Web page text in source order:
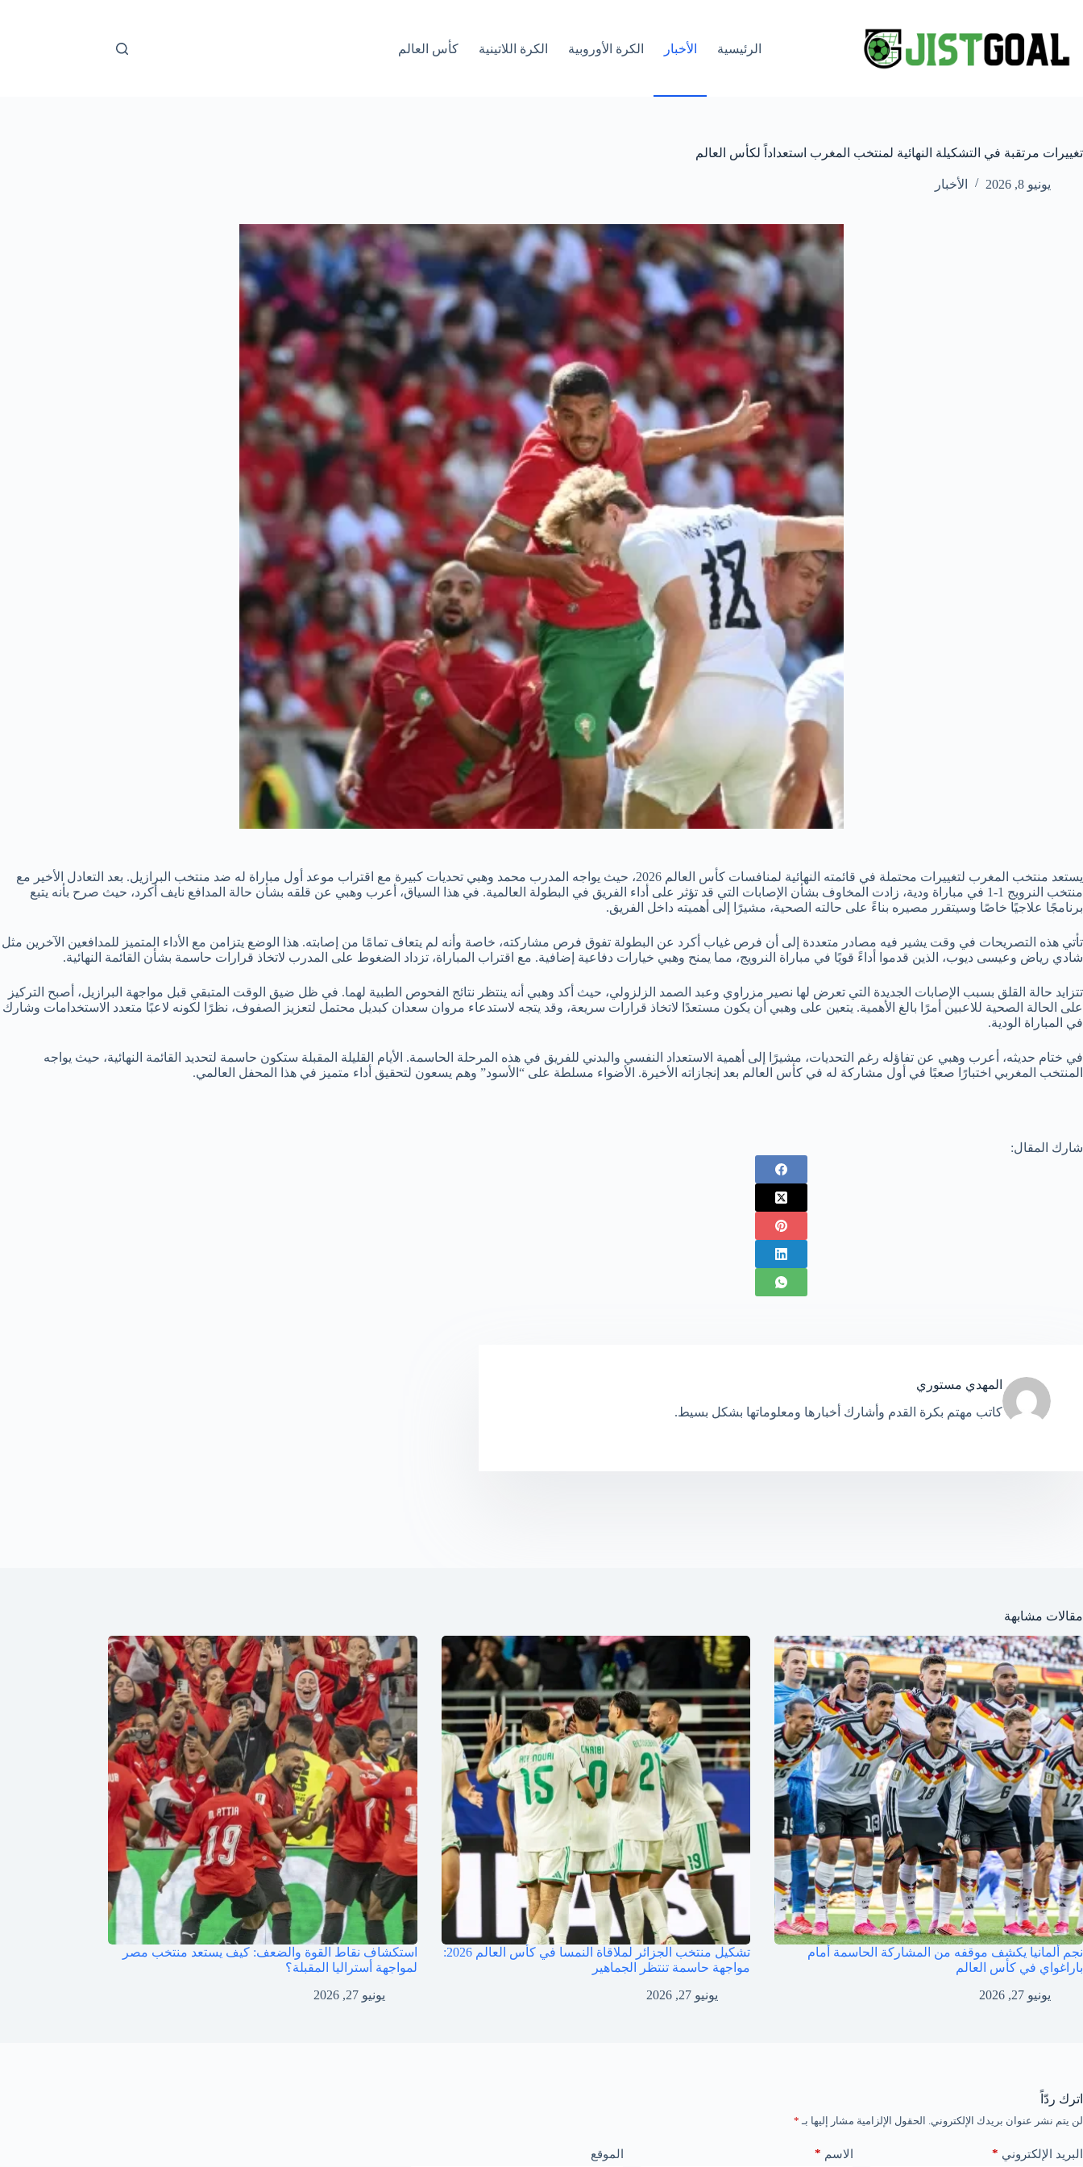
المحتوى
الرئيسية الأخبار الكرة الأوروبية الكرة اللاتينية كأس العالم
تغييرات مرتقبة في التشكيلة النهائية لمنتخب المغرب استعداداً لكأس العالم
يونيو 8, 2026 الأخبار
يستعد منتخب المغرب لتغييرات محتملة في قائمته النهائية لمنافسات كأس العالم 2026، حيث يواجه المدرب محمد وهبي تحديات كبيرة مع اقتراب موعد أول مباراة له ضد منتخب البرازيل. بعد التعادل الأخير مع
منتخب النرويج 1-1 في مباراة ودية، زادت المخاوف بشأن الإصابات التي قد تؤثر على أداء الفريق في البطولة العالمية. في هذا السياق، أعرب وهبي عن قلقه بشأن حالة المدافع نايف أكرد، حيث صرح بأنه يتبع
برنامجًا علاجيًا خاصًا وسيتقرر مصيره بناءً على حالته الصحية، مشيرًا إلى أهميته داخل الفريق.
تأتي هذه التصريحات في وقت يشير فيه مصادر متعددة إلى أن فرص غياب أكرد عن البطولة تفوق فرص مشاركته، خاصة وأنه لم يتعاف تمامًا من إصابته. هذا الوضع يتزامن مع الأداء المتميز للمدافعين الآخرين مثل
شادي رياض وعيسى ديوب، الذين قدموا أداءً قويًا في مباراة النرويج، مما يمنح وهبي خيارات دفاعية إضافية. مع اقتراب المباراة، تزداد الضغوط على المدرب لاتخاذ قرارات حاسمة بشأن القائمة النهائية.
تتزايد حالة القلق بسبب الإصابات الجديدة التي تعرض لها نصير مزراوي وعبد الصمد الزلزولي، حيث أكد وهبي أنه ينتظر نتائج الفحوص الطبية لهما. في ظل ضيق الوقت المتبقي قبل مواجهة البرازيل، أصبح التركيز
على الحالة الصحية للاعبين أمرًا بالغ الأهمية. يتعين على وهبي أن يكون مستعدًا لاتخاذ قرارات سريعة، وقد يتجه لاستدعاء مروان سعدان كبديل محتمل لتعزيز الصفوف، نظرًا لكونه لاعبًا متعدد الاستخدامات وشارك
في المباراة الودية.
في ختام حديثه، أعرب وهبي عن تفاؤله رغم التحديات، مشيرًا إلى أهمية الاستعداد النفسي والبدني للفريق في هذه المرحلة الحاسمة. الأيام القليلة المقبلة ستكون حاسمة لتحديد القائمة النهائية، حيث يواجه
المنتخب المغربي اختبارًا صعبًا في أول مشاركة له في كأس العالم بعد إنجازاته الأخيرة. الأضواء مسلطة على “الأسود” وهم يسعون لتحقيق أداء متميز في هذا المحفل العالمي.
شارك المقال:
المهدي مستوري
كاتب مهتم بكرة القدم وأشارك أخبارها ومعلوماتها بشكل بسيط.
مقالات مشابهة
نجم ألمانيا يكشف موقفه من المشاركة الحاسمة أمام
باراغواي في كأس العالم
يونيو 27, 2026
تشكيل منتخب الجزائر لملاقاة النمسا في كأس العالم 2026:
مواجهة حاسمة تنتظر الجماهير
يونيو 27, 2026
استكشاف نقاط القوة والضعف: كيف يستعد منتخب مصر
لمواجهة أستراليا المقبلة؟
يونيو 27, 2026
اترك ردّاً
لن يتم نشر عنوان بريدك الإلكتروني. الحقول الإلزامية مشار إليها بـ *
البريد الإلكتروني * الاسم * الموقع